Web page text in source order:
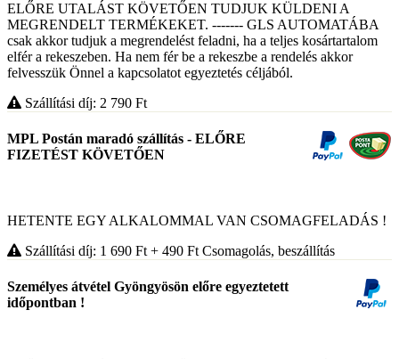
ELŐRE UTALÁST KÖVETŐEN TUDJUK KÜLDENI A
MEGRENDELT TERMÉKEKET. ------- GLS AUTOMATÁBA
csak akkor tudjuk a megrendelést feladni, ha a teljes kosártartalom
elfér a rekeszeben. Ha nem fér be a rekeszbe a rendelés akkor
felvesszük Önnel a kapcsolatot egyeztetés céljából.
Szállítási díj: 2 790 Ft
MPL Postán maradó szállítás - ELŐRE
FIZETÉST KÖVETŐEN
HETENTE EGY ALKALOMMAL VAN CSOMAGFELADÁS !
Szállítási díj: 1 690 Ft + 490 Ft Csomagolás, beszállítás
Személyes átvétel Gyöngyösön előre egyeztetett
időpontban !